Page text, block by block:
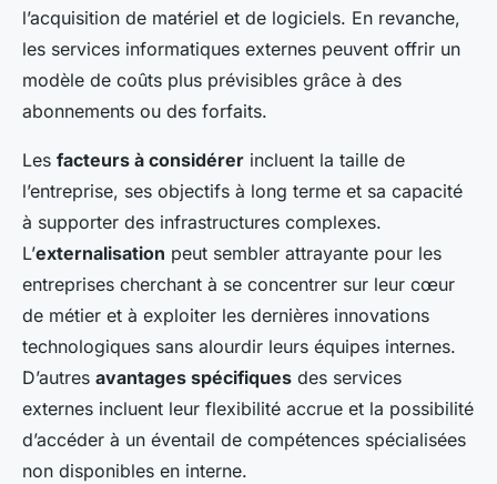
l’acquisition de matériel et de logiciels. En revanche,
les services informatiques externes peuvent offrir un
modèle de coûts plus prévisibles grâce à des
abonnements ou des forfaits.
Les facteurs à considérer incluent la taille de
l’entreprise, ses objectifs à long terme et sa capacité
à supporter des infrastructures complexes.
L’externalisation peut sembler attrayante pour les
entreprises cherchant à se concentrer sur leur cœur
de métier et à exploiter les dernières innovations
technologiques sans alourdir leurs équipes internes.
D’autres avantages spécifiques des services
externes incluent leur flexibilité accrue et la possibilité
d’accéder à un éventail de compétences spécialisées
non disponibles en interne.